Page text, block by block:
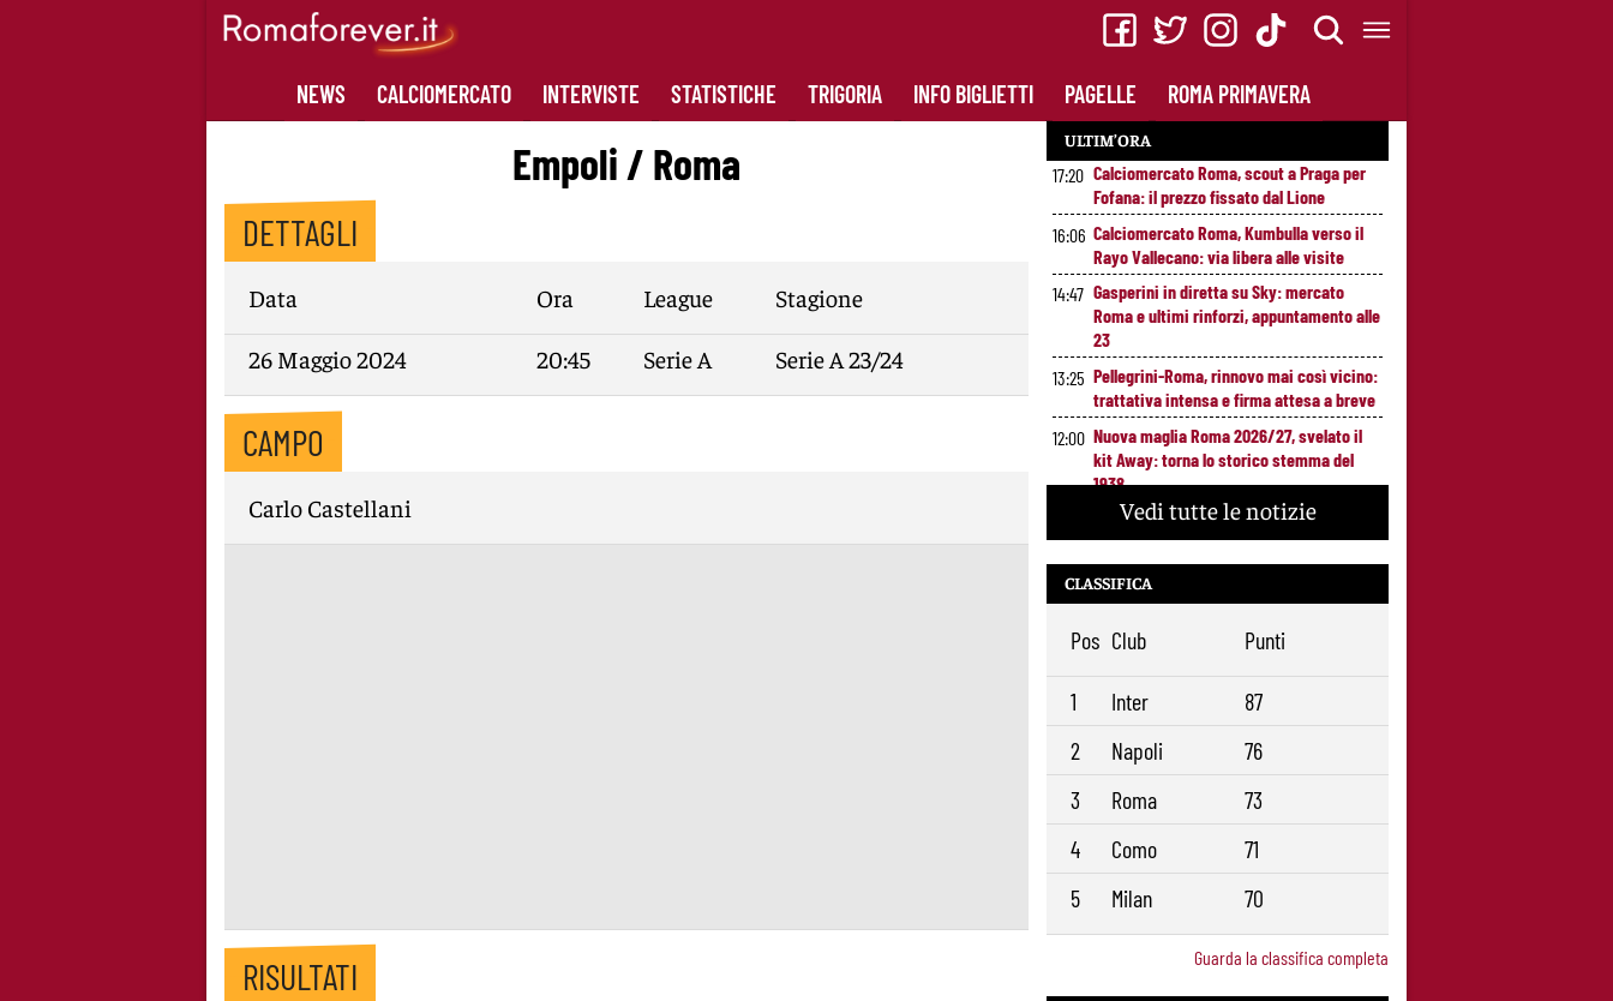
NEWS CALCIOMERCATO INTERVISTE STATISTICHE TRIGORIA INFO BIGLIETTI PAGELLE ROMA PRIMAVERA
Empoli / Roma
DETTAGLI
Data Ora League Stagione
26 Maggio 2024 20:45 Serie A Serie A 23/24
CAMPO
Carlo Castellani
RISULTATI
ULTIM’ORA
17:20 Calciomercato Roma, scout a Praga per
Fofana: il prezzo fissato dal Lione
16:06 Calciomercato Roma, Kumbulla verso il
Rayo Vallecano: via libera alle visite
14:47 Gasperini in diretta su Sky: mercato
Roma e ultimi rinforzi, appuntamento alle
23
13:25 Pellegrini-Roma, rinnovo mai così vicino:
trattativa intensa e firma attesa a breve
12:00 Nuova maglia Roma 2026/27, svelato il
kit Away: torna lo storico stemma del
1938
Alajbegovic, Pjanic svela il ruolo: perché il
talento seguito dalla Roma ha scelto la
Juventus
9:29
Roma, il mercato ora è nelle sue mani:
Vedi tutte le notizie
CLASSIFICA
Pos Club Punti
1 Inter
87
2
Napoli
76
3
Roma
73
4
Como
71
5
Milan 70
Guarda la classifica completa